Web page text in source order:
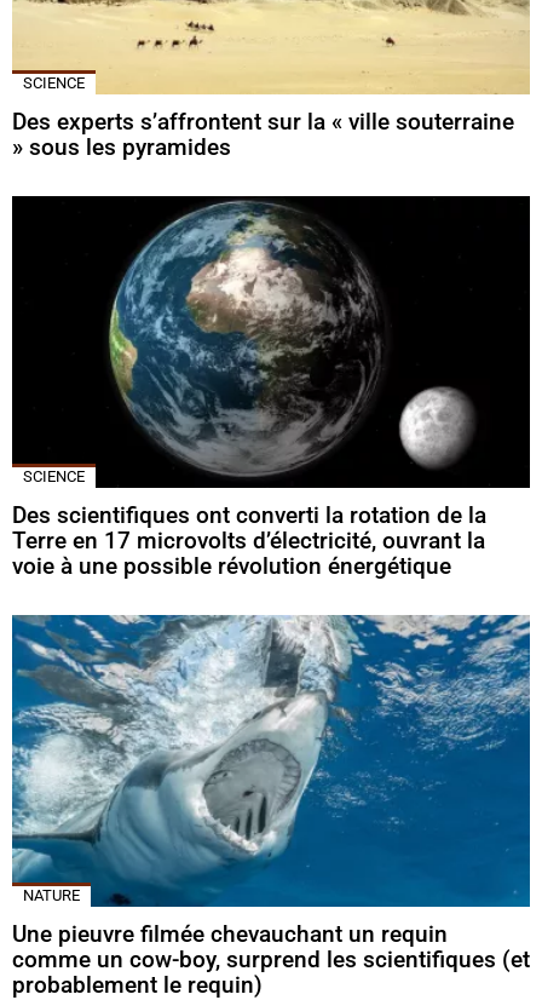
SCIENCE
Des experts s’affrontent sur la « ville souterraine
» sous les pyramides
SCIENCE
Des scientifiques ont converti la rotation de la
Terre en 17 microvolts d’électricité, ouvrant la
voie à une possible révolution énergétique
NATURE
Une pieuvre filmée chevauchant un requin
comme un cow-boy, surprend les scientifiques (et
probablement le requin)